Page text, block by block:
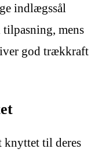
indlægssål
mens
god trækkraft
knyttet til deres